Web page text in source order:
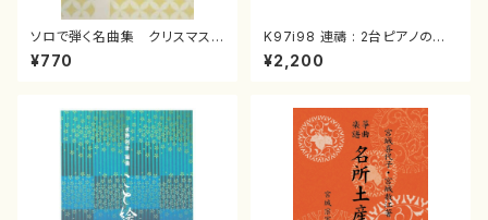
ソロで弾く名曲集 クリスマス・
イブ／恋人がサンタクロース(
箏独奏 /大平光美 編曲/楽
¥770
K97i98 連禱 : 2台ピアノのた
めの（2 Pianos / 菊池 幸夫 /
楽譜）
¥2,200